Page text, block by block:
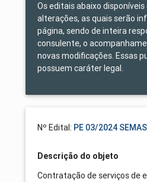
Os editais abaixo
alterações, as quais serão
página, sendo de inteira
consulente, o
novas modificações. Essas
possuem caráter legal.
Nº Edital: PE 03/2024
Descrição do objeto
Contratação de serviços de